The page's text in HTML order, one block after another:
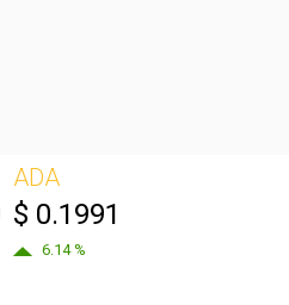
ADA
$ 0.1991
6.14 %